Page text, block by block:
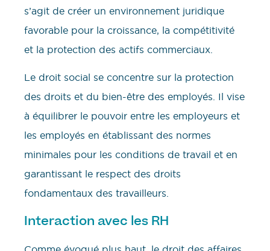
s’agit de créer un environnement juridique
favorable pour la croissance, la compétitivité
et la protection des actifs commerciaux.
Le droit social se concentre sur la protection
des droits et du bien-être des employés. Il vise
à équilibrer le pouvoir entre les employeurs et
les employés en établissant des normes
minimales pour les conditions de travail et en
garantissant le respect des droits
fondamentaux des travailleurs.
Interaction avec les RH